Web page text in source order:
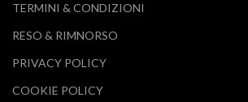
TERMINI & CONDIZIONI
RESO & RIMNORSO
PRIVACY POLICY
COOKIE POLICY